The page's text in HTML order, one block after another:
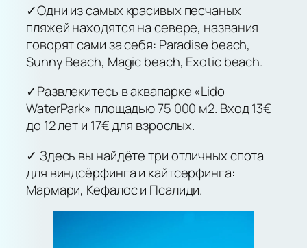
✓Одни из самых красивых песчаных
пляжей находятся на севере, названия
говорят сами за себя: Paradise beach,
Sunny Beach, Magic beach, Exotic beach.
✓Развлекитесь в аквапарке «Lido
WaterPark» площадью 75 000 м2. Вход 13€
до 12 лет и 17€ для взрослых.
✓ Здесь вы найдёте три отличных спота
для виндсёрфинга и кайтсерфинга:
Мармари, Кефалос и Псалиди.